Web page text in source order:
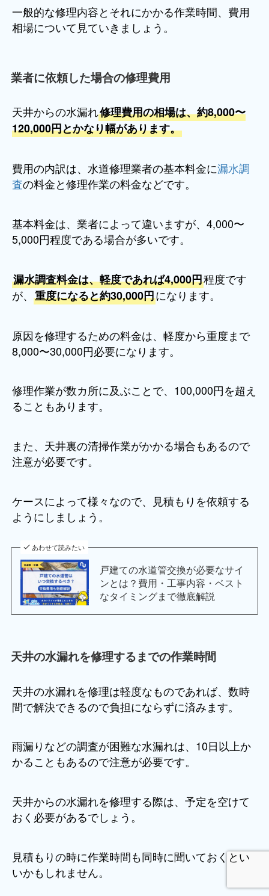
一般的な修理内容とそれにかかる作業時間、費用
相場について見ていきましょう。
業者に依頼した場合の修理費用
天井からの水漏れ修理費用の相場は、約8,000〜
120,000円とかなり幅があります。
費用の内訳は、水道修理業者の基本料金に漏水調
査の料金と修理作業の料金などです。
基本料金は、業者によって違いますが、4,000〜
5,000円程度である場合が多いです。
漏水調査料金は、軽度であれば4,000円程度です
が、 重度になると約30,000円になります。
原因を修理するための料金は、軽度から重度まで
8,000〜30,000円必要になります。
修理作業が数カ所に及ぶことで、100,000円を超え
ることもあります。
また、天井裏の清掃作業がかかる場合もあるので
注意が必要です。
ケースによって様々なので、見積もりを依頼する
ようにしましょう。
あわせて読みたい
戸建ての水道管交換が必要なサイ
ンとは？費用・工事内容・ベスト
なタイミングまで徹底解説
天井の水漏れを修理するまでの作業時間
天井の水漏れを修理は軽度なものであれば、数時
間で解決できるので負担にならずに済みます。
雨漏りなどの調査が困難な水漏れは、10日以上か
かることもあるので注意が必要です。
天井からの水漏れを修理する際は、予定を空けて
おく必要があるでしょう。
見積もりの時に作業時間も同時に聞いておくとい
いかもしれません。